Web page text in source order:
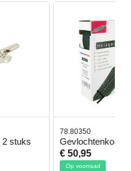
Gevlochtenkous ø 35mm
Op voorraad